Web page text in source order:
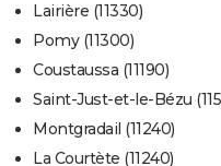
Lairière (11330)
Pomy (11300)
Coustaussa (11190)
Saint-Just-et-le-Bézu
Montgradail (11240)
La Courtète (11240)